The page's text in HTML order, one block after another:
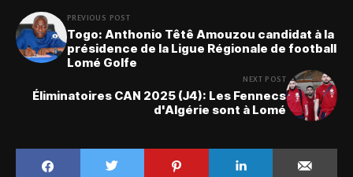
PREVIOUS POST
Togo: Anthonio Têtê Amouzou candidat à la
présidence de la Ligue Régionale de football
Lomé Golfe
NEXT POST
Éliminatoires CAN 2025 (J4): Les Fennecs
d'Algérie sont à Lomé